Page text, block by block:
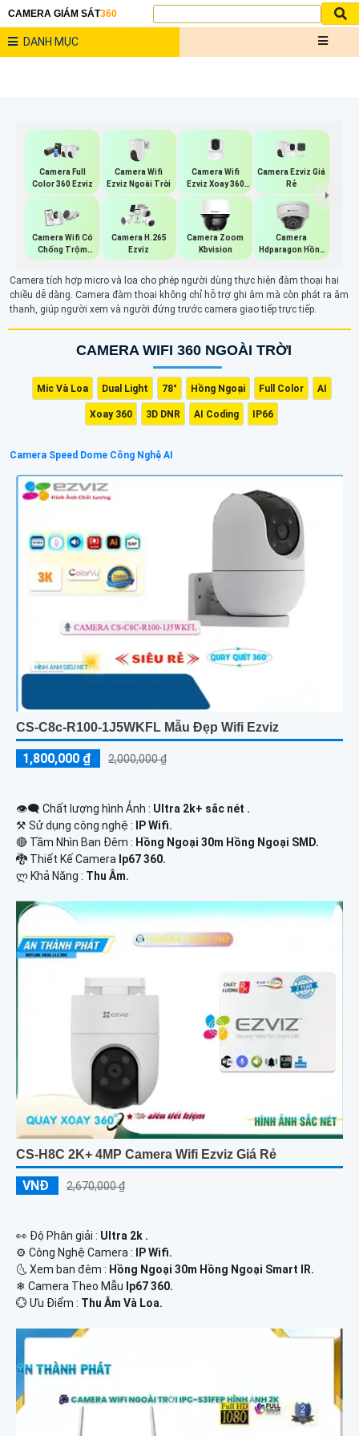
CAMERA GIÁM SÁT360
DANH MỤC
Camera Full
Color 360 Ezviz
Camera Wifi
Ezviz Ngoài Trời
Camera Wifi
Ezviz Xoay 360
Độ
Camera Ezviz Giá
Rẻ
Camera Wifi Có
Chống Trộm
Ezviz
Camera H.265
Ezviz
Camera Zoom
Kbvision
Camera
Hdparagon Hồng
Ngoại
Camera tích hợp micro và loa cho phép người dùng thực hiện đàm thoại hai
chiều dễ dàng. Camera đàm thoại không chỉ hỗ trợ ghi âm mà còn phát ra âm
thanh, giúp người xem và người đứng trước camera giao tiếp trực tiếp.
CAMERA WIFI 360 NGOÀI TRỜI
Mic Và Loa Dual Light 78° Hồng Ngoại Full Color AI
Xoay 360 3D DNR AI Coding IP66
Camera Speed Dome Công Nghệ AI
CS-C8c-R100-1J5WKFL Mẫu Đẹp Wifi Ezviz
1,800,000 ₫ 2,000,000 ₫
👁️‍🗨 Chất lượng hình Ảnh : Ultra 2k+ sắc nét .
⚒ Sử dụng công nghệ :
IP Wifi.
🔴 Tầm Nhìn Ban Đêm : Hồng Ngoại 30m Hồng Ngoại SMD.
🐉️ Thiết Kế Camera Ip67 360.
️ლ Khả Năng : Thu Âm.
CS-H8C 2K+ 4MP Camera Wifi Ezviz Giá Rẻ
VNĐ 2,670,000 ₫
️👀 Độ Phân giải : Ultra 2k .
⚙ Công Nghệ Camera :
IP Wifi.
🌜 Xem ban đêm : Hồng Ngoại 30m Hồng Ngoại Smart IR.
❄ Camera Theo Mẫu Ip67 360.
️💮 Ưu Điểm : Thu Âm Và Loa.